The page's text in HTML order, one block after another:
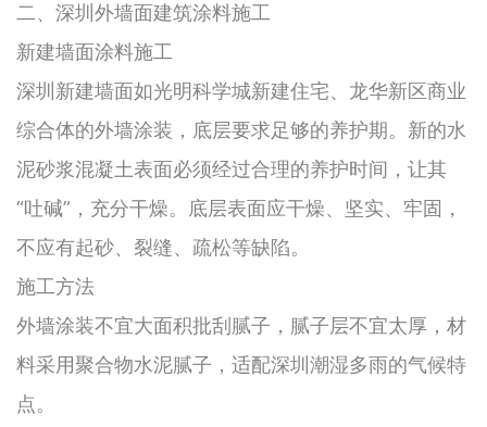
二、深圳外墙面建筑涂料施工
新建墙面涂料施工
深圳新建墙面如光明科学城新建住宅、龙华新区商业
综合体的外墙涂装，底层要求足够的养护期。新的水
泥砂浆混凝土表面必须经过合理的养护时间，让其
“吐碱”，充分干燥。底层表面应干燥、坚实、牢固，
不应有起砂、裂缝、疏松等缺陷。
施工方法
外墙涂装不宜大面积批刮腻子，腻子层不宜太厚，材
料采用聚合物水泥腻子，适配深圳潮湿多雨的气候特
点。